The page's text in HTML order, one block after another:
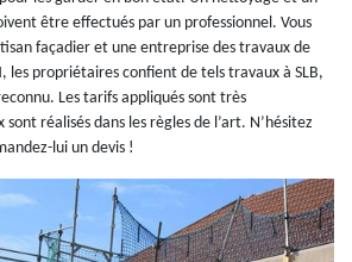
être effectués par un professionnel. Vous
façadier et une entreprise des travaux de
les propriétaires confient de tels travaux à SLB,
Les tarifs appliqués sont très
réalisés dans les règles de l’art. N’hésitez
lui un devis !